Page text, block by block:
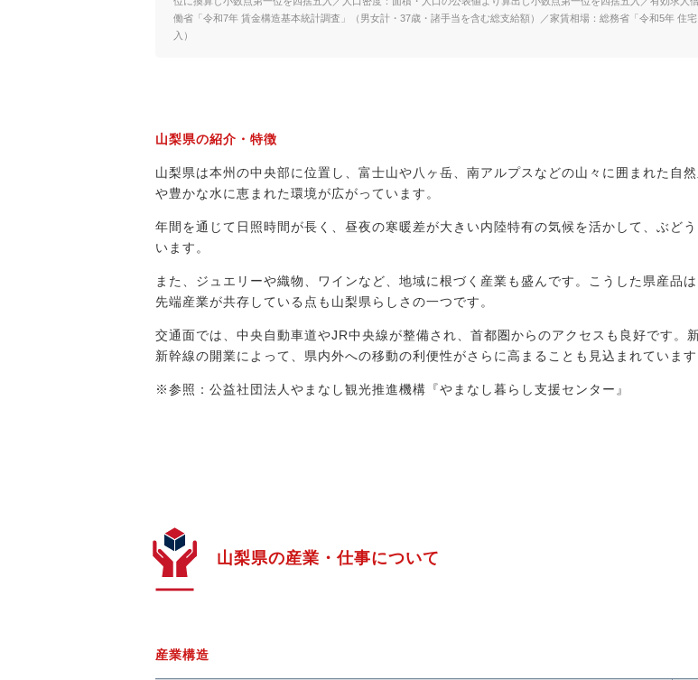
働省「令和7年 賃金構造基本統計調査」（男女計・37歳・諸手当を含む総支給額）／家賃相場：総務省「令和5年 住
入）
山梨県の紹介・特徴
山梨県は本州の中央部に位置し、富士山や八ヶ岳、南アルプスなどの山々に囲まれた自
や豊かな水に恵まれた環境が広がっています。
年間を通じて日照時間が長く、昼夜の寒暖差が大きい内陸特有の気候を活かして、ぶど
います。
また、ジュエリーや織物、ワインなど、地域に根づく産業も盛んです。こうした県産品
先端産業が共存している点も山梨県らしさの一つです。
交通面では、中央自動車道やJR中央線が整備され、首都圏からのアクセスも良好です。
新幹線の開業によって、県内外への移動の利便性がさらに高まることも見込まれています
※参照：公益社団法人やまなし観光推進機構『やまなし暮らし支援センター』
山梨県の産業・仕事について
産業構造